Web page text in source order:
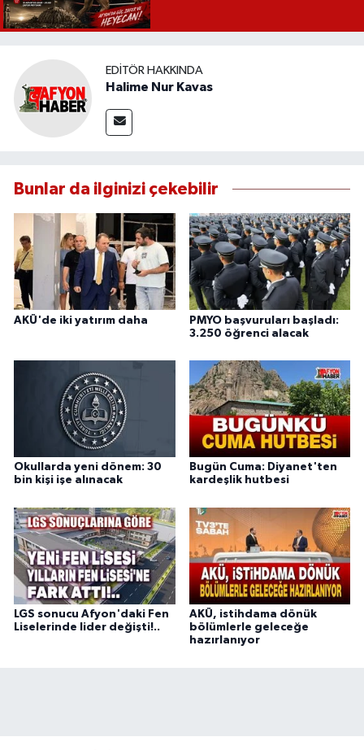
EDITÖR HAKKINDA
Halime Nur Kavas
Bunlar da ilginizi çekebilir
AKÜ'de iki yatırım daha
PMYO başvuruları başladı:
3.250 öğrenci alacak
Okullarda yeni dönem: 30
bin kişi işe alınacak
Bugün Cuma: Diyanet'ten
kardeşlik hutbesi
LGS sonucu Afyon'daki Fen
Liselerinde lider değişti!..
AKÜ, istihdama dönük
bölümlerle geleceğe
hazırlanıyor